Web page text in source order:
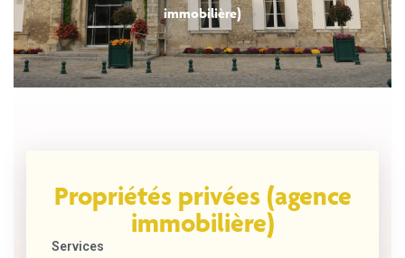
immobilière)
Propriétés privées (agence
immobilière)
Services